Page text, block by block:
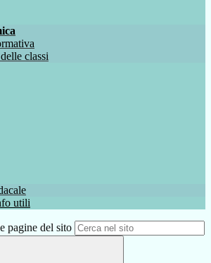
classi
utili
pagine del sito